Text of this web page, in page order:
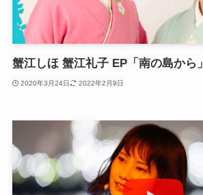
蟹江しほ 蟹江礼子 EP「南の島から」
2020年3月24日 2022年2月9日